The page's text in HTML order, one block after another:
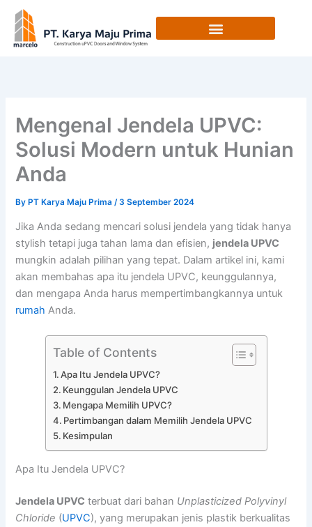
content
Mengenal Jendela UPVC:
Solusi Modern untuk Hunian
Anda
ByPT Karya Maju Prima /3 September 2024
Jika Anda sedang mencari solusi jendela yang tidak hanya
stylish tetapi juga tahan lama dan efisien, jendela UPVC
mungkin adalah pilihan yang tepat. Dalam artikel ini, kami
akan membahas apa itu jendela UPVC, keunggulannya,
dan mengapa Anda harus mempertimbangkannya untuk
rumah Anda.
Table of Contents
Apa Itu Jendela UPVC?
Keunggulan Jendela UPVC
Mengapa Memilih UPVC?
Pertimbangan dalam Memilih Jendela UPVC
Kesimpulan
Apa Itu Jendela UPVC?
Jendela UPVC terbuat dari bahan Unplasticized Polyvinyl
Chloride (UPVC), yang merupakan jenis plastik berkualitas